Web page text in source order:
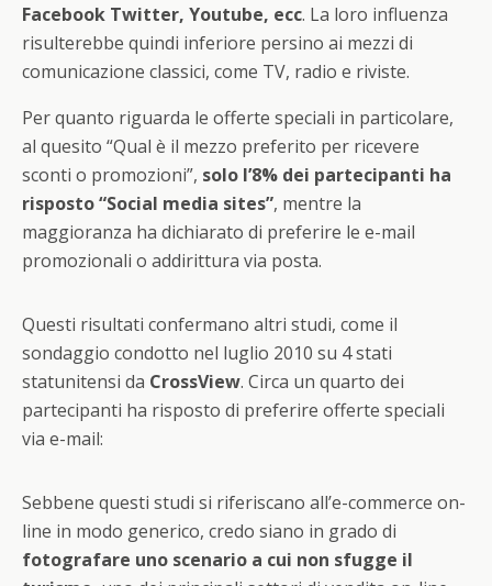
Facebook Twitter, Youtube, ecc. La loro influenza
risulterebbe quindi inferiore persino ai mezzi di
comunicazione classici, come TV, radio e riviste.
Per quanto riguarda le offerte speciali in particolare,
al quesito “Qual è il mezzo preferito per ricevere
sconti o promozioni”, solo l’8% dei partecipanti ha
risposto “Social media sites”, mentre la
maggioranza ha dichiarato di preferire le e-mail
promozionali o addirittura via posta.
Questi risultati confermano altri studi, come il
sondaggio condotto nel luglio 2010 su 4 stati
statunitensi da CrossView. Circa un quarto dei
partecipanti ha risposto di preferire offerte speciali
via e-mail:
Sebbene questi studi si riferiscano all’e-commerce on-
line in modo generico, credo siano in grado di
fotografare uno scenario a cui non sfugge il